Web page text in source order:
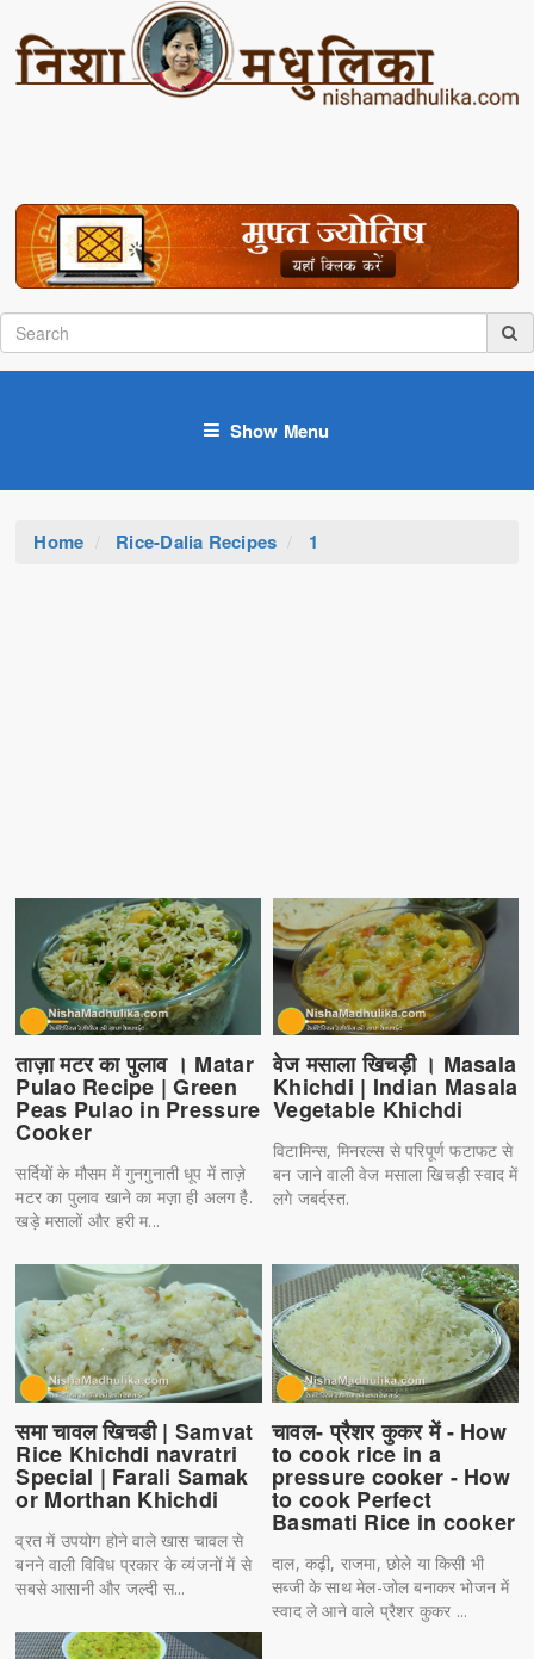
Show Menu
Home Rice-Dalia Recipes 1
ताज़ा मटर का पुलाव । Matar
Pulao Recipe | Green
Peas Pulao in Pressure
Cooker
सर्दियों के मौसम में गुनगुनाती धूप में ताज़े
मटर का पुलाव खाने का मज़ा ही अलग है.
खड़े मसालों और हरी म...
वेज मसाला खिचड़ी । Masala
Khichdi | Indian Masala
Vegetable Khichdi
विटामिन्स, मिनरल्स से परिपूर्ण फटाफट से
बन जाने वाली वेज मसाला खिचड़ी स्वाद में
लगे जबर्दस्त.
समा चावल खिचडी | Samvat
Rice Khichdi navratri
Special | Farali Samak
or Morthan Khichdi
व्रत में उपयोग होने वाले खास चावल से
बनने वाली विविध प्रकार के व्यंजनों में से
सबसे आसानी और जल्दी स...
चावल- प्रैशर कुकर में - How
to cook rice in a
pressure cooker - How
to cook Perfect
Basmati Rice in cooker
दाल, कढ़ी, राजमा, छोले या किसी भी
सब्जी के साथ मेल-जोल बनाकर भोजन में
स्वाद ले आने वाले प्रैशर कुकर ...